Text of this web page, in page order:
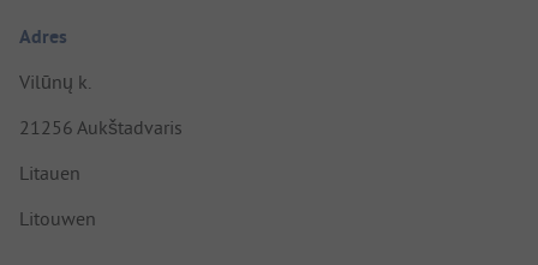
Adres
Vilūnų k.
21256 Aukštadvaris
Litauen
Litouwen